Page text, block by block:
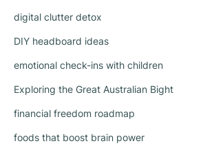
digital clutter detox
DIY headboard ideas
emotional check-ins with children
Exploring the Great Australian Bight
financial freedom roadmap
foods that boost brain power